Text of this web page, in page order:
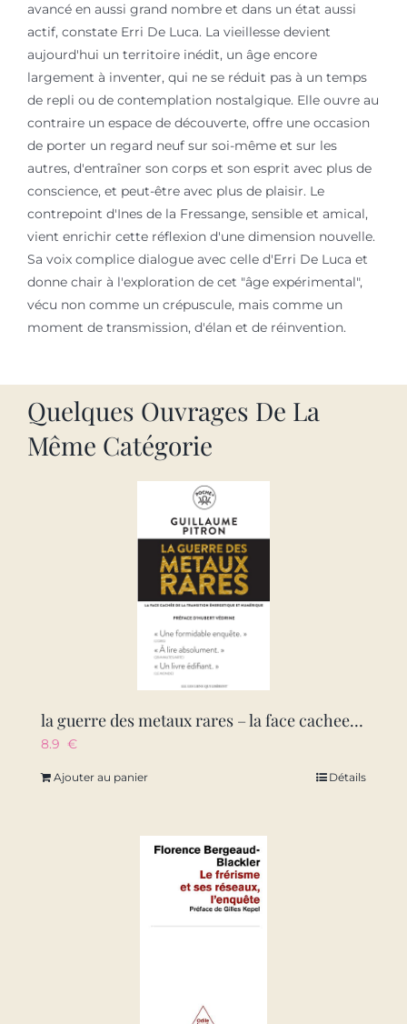
avancé en aussi grand nombre et dans un état aussi
actif, constate Erri De Luca. La vieillesse devient
aujourd'hui un territoire inédit, un âge encore
largement à inventer, qui ne se réduit pas à un temps
de repli ou de contemplation nostalgique. Elle ouvre au
contraire un espace de découverte, offre une occasion
de porter un regard neuf sur soi-même et sur les
autres, d'entraîner son corps et son esprit avec plus de
conscience, et peut-être avec plus de plaisir. Le
contrepoint d'Ines de la Fressange, sensible et amical,
vient enrichir cette réflexion d'une dimension nouvelle.
Sa voix complice dialogue avec celle d'Erri De Luca et
donne chair à l'exploration de cet "âge expérimental",
vécu non comme un crépuscule, mais comme un
moment de transmission, d'élan et de réinvention.
Quelques Ouvrages De La
Même Catégorie
la guerre des metaux rares – la face cachee de la transition energetique et numerique
8.9 €
Ajouter au panier Détails